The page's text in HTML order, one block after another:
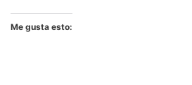
Me gusta esto: